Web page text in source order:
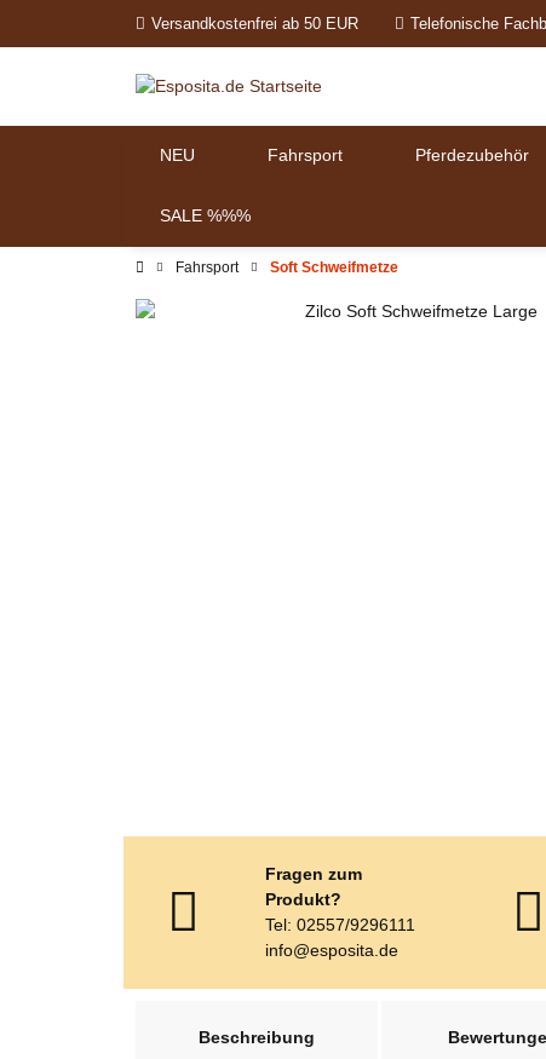
Versandkostenfrei ab 50 EUR Telefonische
NEU Fahrsport Pferdezubehör
SALE %%%
Fahrsport Soft Schweifmetze
Fragen zum
Produkt?
Tel: 02557/9296111
info@esposita.de
Beschreibung